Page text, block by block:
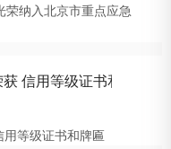
纳入北京市重点应急
用等级证书和···
等级证书和牌匾